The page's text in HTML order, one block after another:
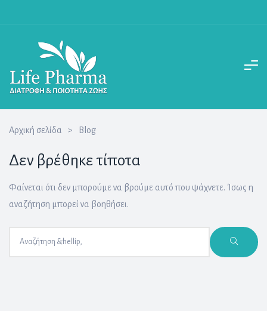
Αρχική σελίδα > Blog
Δεν βρέθηκε τίποτα
Φαίνεται ότι δεν μπορούμε να βρούμε αυτό που ψάχνετε. Ίσως η
αναζήτηση μπορεί να βοηθήσει.